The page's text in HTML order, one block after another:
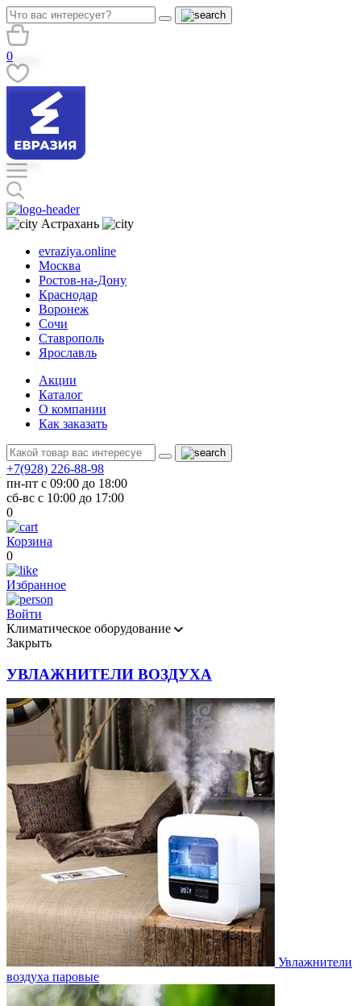
0
Астрахань
evraziya.online
Москва
Ростов-на-Дону
Краснодар
Воронеж
Сочи
Ставрополь
Ярославль
Акции
Каталог
О компании
Как заказать
+7(928) 226-88-98
пн-пт с 09:00 до 18:00
сб-вс с 10:00 до 17:00
0
Корзина
0
Избранное
Войти
Климатическое оборудование
Закрыть
УВЛАЖНИТЕЛИ ВОЗДУХА
Увлажнители
воздуха паровые